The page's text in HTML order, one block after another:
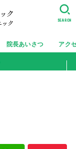
院長あいさつ アク
SEARCH